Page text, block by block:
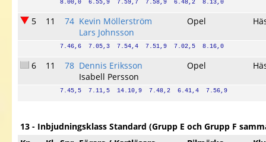
8.00,0  6.55,9  7.59,7  7.58,9  6.48,2  8.13,0
5 11 74 Kevin Möllerström
Lars Johnsson
Opel
7.46,6  7.05,3  7.54,4  7.51,9  7.02,5  8.16,0
6 11 78 Dennis Eriksson
Isabell Persson
Opel
7.45,5  7.11,5  14.10,9  7.48,2  6.41,4  7.56,9
13 - Inbjudningsklass Standard (Grupp E och Grupp F